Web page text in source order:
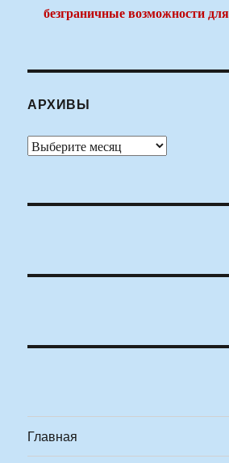
безграничные возможности
АРХИВЫ
Архивы
Главная